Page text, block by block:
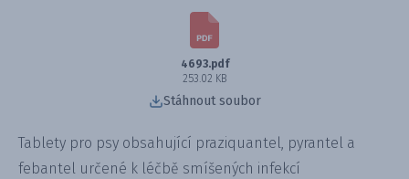
4693.pdf
253.02 KB
Stáhnout soubor
Tablety pro psy obsahující praziquantel, pyrantel a
febantel určené k léčbě smíšených infekcí